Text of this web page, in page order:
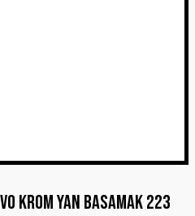
Krom Yan Basamak 223